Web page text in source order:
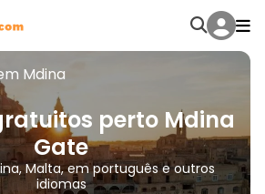
Mdina
perto Mdina
Gate
Malta, em português e outros
idiomas